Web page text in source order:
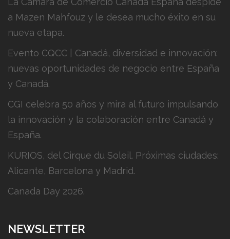
a Mazen Mahfouz y le desea mucho éxito en su
nueva etapa.
Evento CQCC | Canadá, diversidad e innovación:
nuevas oportunidades de negocio entre España
y Canadá.
CGI celebra 50 años y mira al futuro impulsando
la innovación y la colaboración entre Canadá y
España.
KURIOS, del Cirque du Soleil. Próximas ciudades:
Alicante, Barcelona y Madrid.
Canada Day 2026.
NEWSLETTER